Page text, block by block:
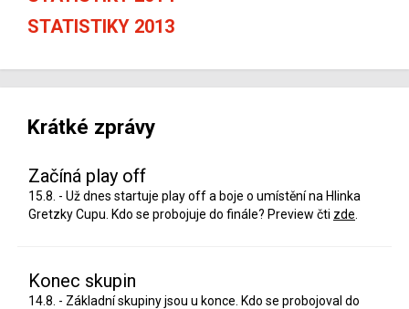
STATISTIKY 2013
Krátké zprávy
Začíná play off
15.8. - Už dnes startuje play off a boje o umístění na Hlinka
Gretzky Cupu. Kdo se probojuje do finále? Preview čti zde
Konec skupin
14.8. - Základní skupiny jsou u konce. Kdo se probojoval do